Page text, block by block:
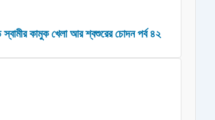
স্বামীর কামুক খেলা আর শ্বশুরের চোদন পর্ব ৪২